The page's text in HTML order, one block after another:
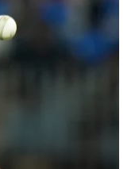
மாளிகையில்
மனம்
மேளதாளத்துடன்